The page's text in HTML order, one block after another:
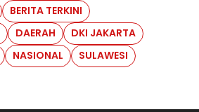
BERITA TERKINI
DAERAH
DKI JAKARTA
NASIONAL SULAWESI